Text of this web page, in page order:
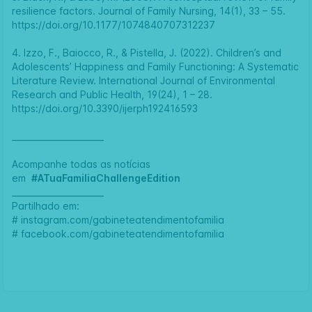
resilience factors. Journal of Family Nursing, 14(1), 33 – 55.
https://doi.org/10.1177/1074840707312237
4. Izzo, F., Baiocco, R., & Pistella, J. (2022). Children’s and
Adolescents’ Happiness and Family Functioning: A Systematic
Literature Review. International Journal of Environmental
Research and Public Health, 19(24), 1 – 28.
https://doi.org/10.3390/ijerph192416593
Acompanhe todas as notícias
em #ATuaFamiliaChallengeEdition
Partilhado em:
# instagram.com/gabineteatendimentofamilia
# facebook.com/gabineteatendimentofamilia